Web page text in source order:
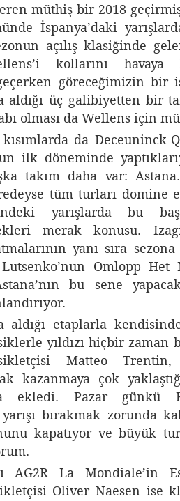
müthiş bir 2018
İspanya’daki
açılış klasiğinde
kollarını havaya
göreceğimizin bir
aldığı üç galibiyetten bir
olması da Wellens için
da Deceuninck-
ilk döneminde
takım daha var:
tüm turları domine
yarışlarda bu
merak konusu.
yanı sıra
Omlopp Het
bu sene
aldığı etaplarla
yıldızı hiçbir zaman
Matteo Trentin,
kazanmaya çok
ekledi. Pazar günkü
bırakmak zorunda
kapatıyor ve büyük
AG2R La Mondiale’in
Oliver Naesen ise